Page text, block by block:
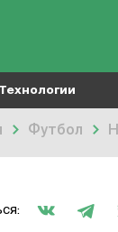
Технологии
Футбол